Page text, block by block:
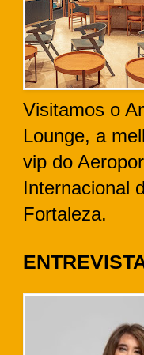
Visitamos o
Lounge, a
vip do
Internacional
Fortaleza.